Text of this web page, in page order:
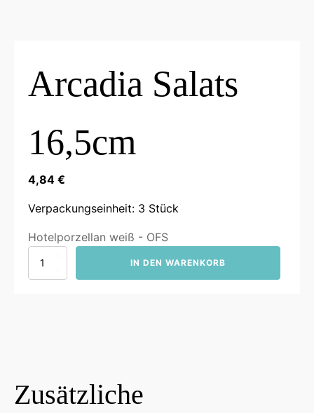
Arcadia Salats
16,5cm
4,84 €
Verpackungseinheit: 3 Stück
Hotelporzellan weiß - OFS
Arcadia
IN DEN WARENKORB
Zusätzliche